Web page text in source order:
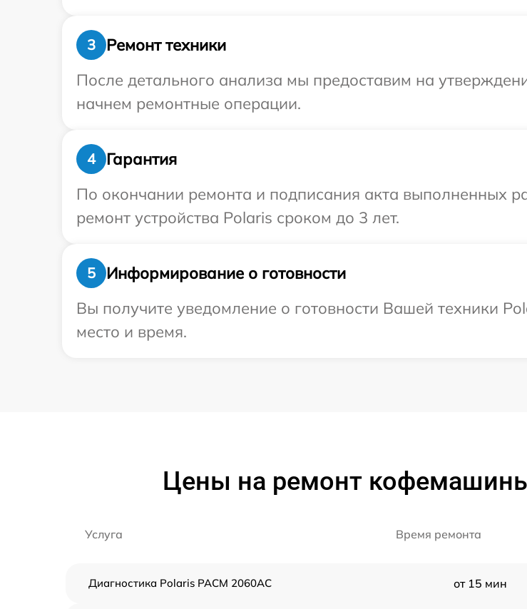
3
Ремонт техники
После детального анализа мы предоставим на
начнем ремонтные операции.
4
Гарантия
По окончании ремонта и подписания акта выполненных
ремонт устройства Polaris сроком до 3 лет.
5
Информирование о готовности
Вы получите уведомление о готовности Вашей техники
место и время.
Цены на ремонт
Услуга Время ремонта
Диагностика Polaris PACM 2060AC от 15 мин